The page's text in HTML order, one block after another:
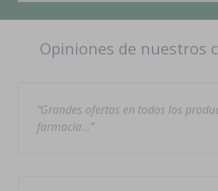
Opiniones de nuestros
Grandes ofertas en todos los
farmacia…